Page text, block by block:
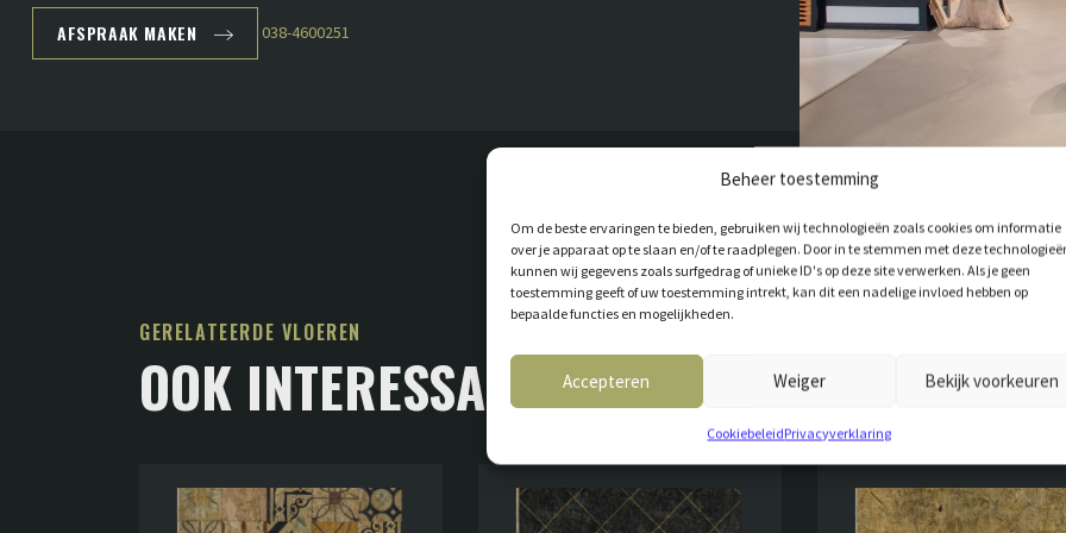
Beheer toestemming
Om de beste ervaringen te bieden, gebruiken wij technologieën zoals cookies om informatie
over je apparaat op te slaan en/of te raadplegen. Door in te stemmen met deze
kunnen wij gegevens zoals surfgedrag of unieke ID's op deze site verwerken. Als je geen
toestemming geeft of uw toestemming intrekt, kan dit een nadelige invloed hebben op
bepaalde functies en mogelijkheden.
Accepteren Weiger Bekijk voorkeuren
CookiebeleidPrivacyverklaring
AFSPRAAK MAKEN 038-4600251
GERELATEERDE VLOEREN
OOK INTERESSANT VOOR JOU